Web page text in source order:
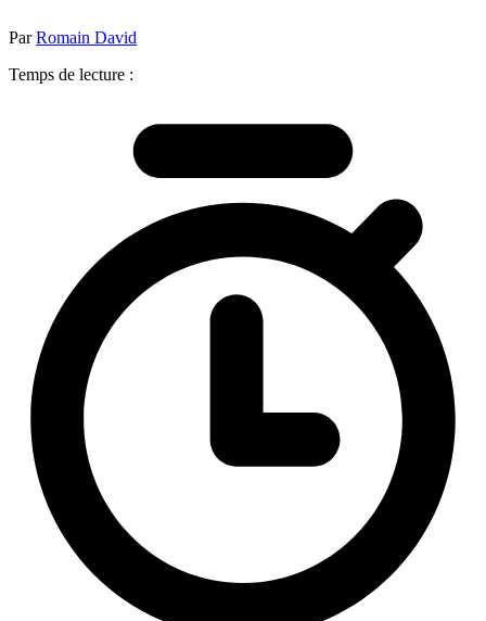
ParRomain David
Temps de lecture :